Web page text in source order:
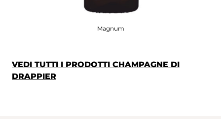
Magnum
VEDI TUTTI I PRODOTTI CHAMPAGNE DI
DRAPPIER